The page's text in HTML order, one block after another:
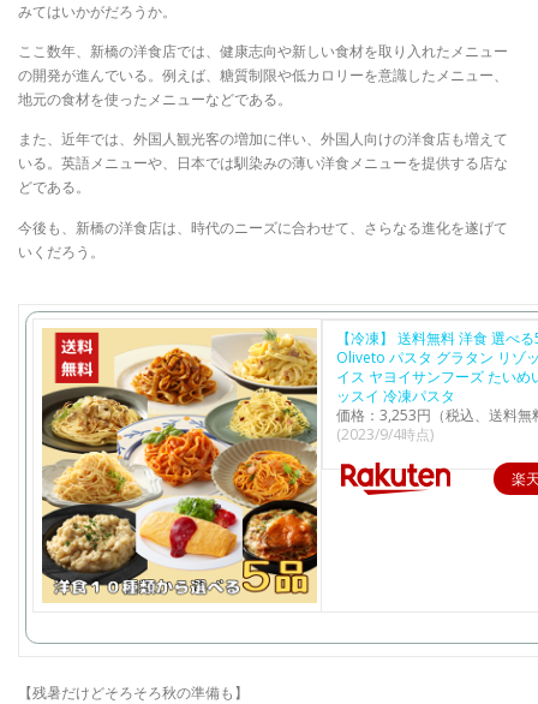
みてはいかがだろうか。
ここ数年、新橋の洋食店では、健康志向や新しい食材を取り入れたメニュー
の開発が進んでいる。例えば、糖質制限や低カロリーを意識したメニュー、
地元の食材を使ったメニューなどである。
また、近年では、外国人観光客の増加に伴い、外国人向けの洋食店も増えて
いる。英語メニューや、日本では馴染みの薄い洋食メニューを提供する店な
どである。
今後も、新橋の洋食店は、時代のニーズに合わせて、さらなる進化を遂げて
いくだろう。
【冷凍】 送料無料 洋食 選べ
Oliveto パスタ グラタン リゾ
イス ヤヨイサンフーズ たいめ
ッスイ 冷凍パスタ
価格：3,253円（税込、送料無
(2023/9/4時点)
楽
【残暑だけどそろそろ秋の準備も】​